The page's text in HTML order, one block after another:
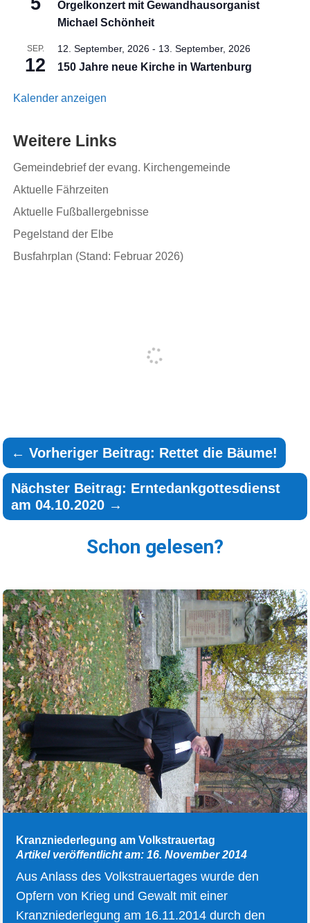
Orgelkonzert mit Gewandhausorganist
Michael Schönheit
SEP.
12
12. September, 2026 - 13. September, 2026
150 Jahre neue Kirche in Wartenburg
Kalender anzeigen
Weitere Links
Gemeindebrief der evang. Kirchengemeinde
Aktuelle Fährzeiten
Aktuelle Fußballergebnisse
Pegelstand der Elbe
Busfahrplan (Stand: Februar 2026)
←Vorheriger Beitrag: Rettet die Bäume!
Nächster Beitrag: Erntedankgottesdienst
am 04.10.2020 →
Schon gelesen?
Kranzniederlegung am Volkstrauertag
Artikel veröffentlicht am: 16. November 2014
Aus Anlass des Volkstrauertages wurde den
Opfern von Krieg und Gewalt mit einer
Kranzniederlegung am 16.11.2014 durch den